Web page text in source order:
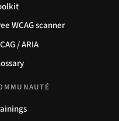
WCAG scanner
/ ARIA